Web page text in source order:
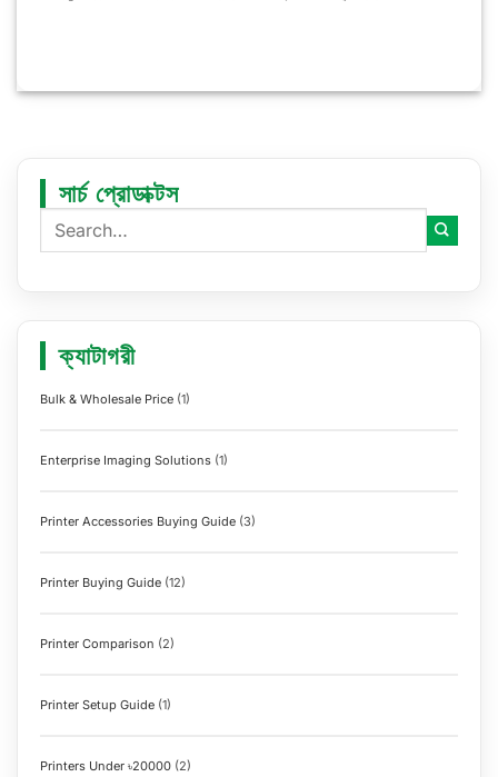
সার্চ প্রোডাক্টস
ক্যাটাগরী
Bulk & Wholesale Price (1)
Enterprise Imaging Solutions (1)
Printer Accessories Buying Guide (3)
Printer Buying Guide (12)
Printer Comparison (2)
Printer Setup Guide (1)
Printers Under ৳20000 (2)